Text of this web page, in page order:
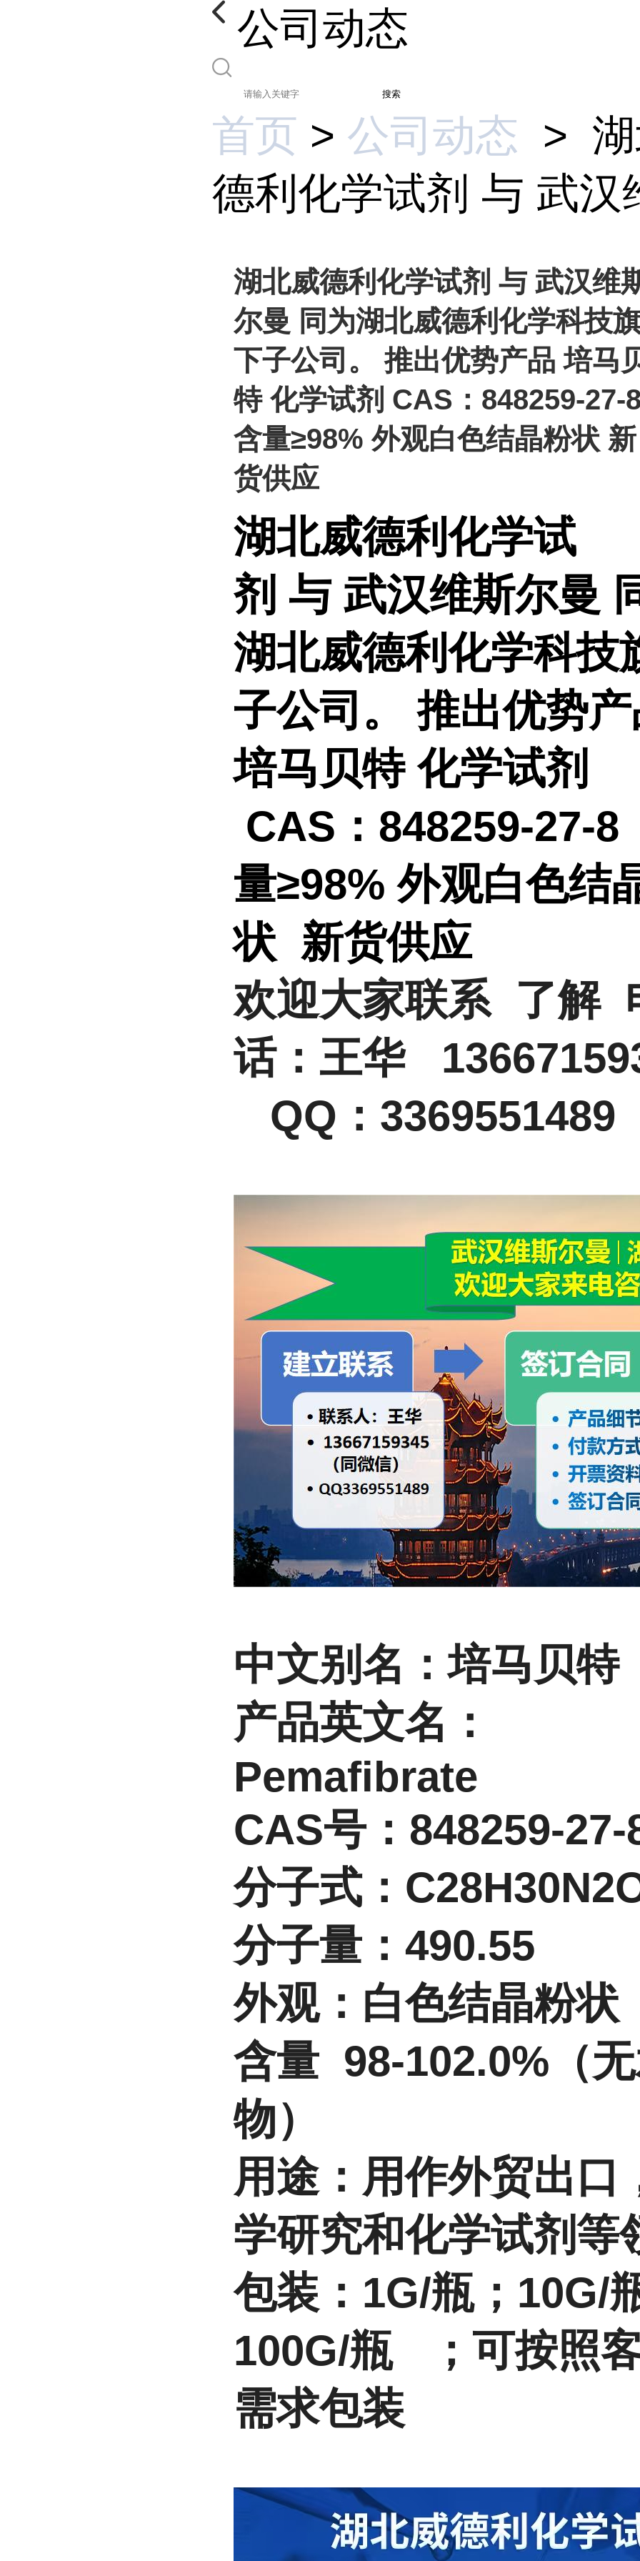
公司动态
搜索
首页 > 公司动态 >
德利化学试剂 与 武汉
湖北威德利化学试剂 与 武汉维
尔曼 同为湖北威德利化学科技
下子公司。 推出优势产品 培马
特 化学试剂 CAS：848259-27-
含量≥98% 外观白色结晶粉状 新
货供应
湖北威德利化学试
剂 与 武汉维斯尔曼
湖北威德利化学科技
子公司。推出优势
培马贝特 化学试剂
CAS：848259-
量≥98% 外观白色结
状 新货供应
欢迎大家联系 了解
话：王华
QQ：3369551489
中文别名：培马贝特
产品英文名：
Pemafibrate
CAS号：848259-27-
分子式：
分子量：490.55
外观：白色结晶粉状
含量 98-102.0%（
物）
用途：用作外贸出口
学研究和化学试剂等
包装：1G/瓶；10G/
100G/瓶 ；可按照
需求包装